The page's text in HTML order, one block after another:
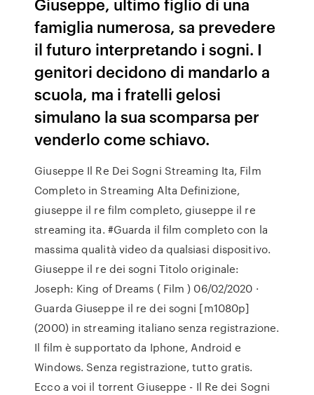
famiglia numerosa, sa prevedere
il futuro interpretando i sogni. I
genitori decidono di mandarlo a
scuola, ma i fratelli gelosi
simulano la sua scomparsa per
venderlo come schiavo.
Giuseppe Il Re Dei Sogni Streaming Ita, Film
Completo in Streaming Alta Definizione,
giuseppe il re film completo, giuseppe il re
streaming ita. #Guarda il film completo con la
massima qualità video da qualsiasi dispositivo.
Giuseppe il re dei sogni Titolo originale:
Joseph: King of Dreams ( Film ) 06/02/2020 ·
Guarda Giuseppe il re dei sogni [m1080p]
(2000) in streaming italiano senza registrazione.
Il film è supportato da Iphone, Android e
Windows. Senza registrazione, tutto gratis.
Ecco a voi il torrent Giuseppe - Il Re dei Sogni